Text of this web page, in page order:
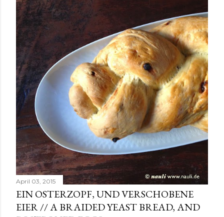
t
s
April 03, 2015
EIN OSTERZOPF, UND VERSCHOBENE
EIER // A BRAIDED YEAST BREAD, AND